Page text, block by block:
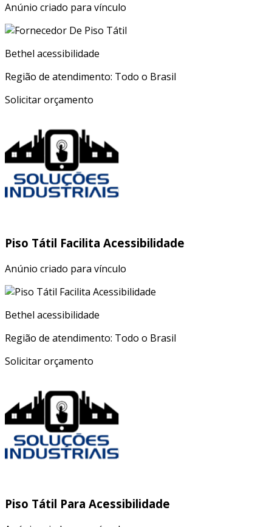
Anúnio criado para vínculo
Bethel acessibilidade
Região de atendimento: Todo o Brasil
Solicitar orçamento
Piso Tátil Facilita Acessibilidade
Anúnio criado para vínculo
Bethel acessibilidade
Região de atendimento: Todo o Brasil
Solicitar orçamento
Piso Tátil Para Acessibilidade